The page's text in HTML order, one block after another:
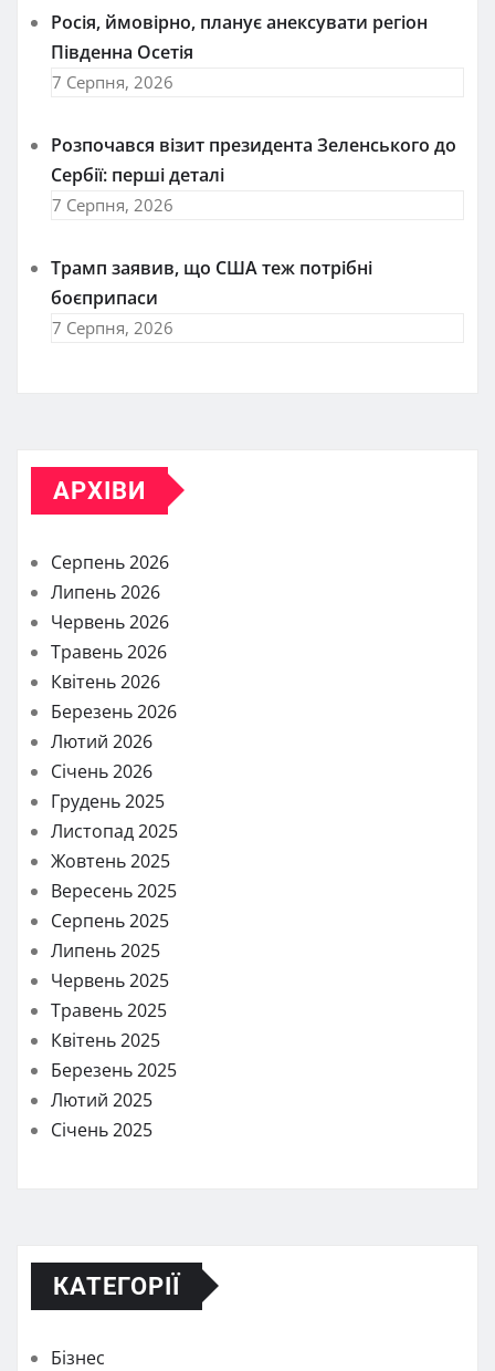
Росія, ймовірно, планує анексувати регіон
Південна Осетія
7 Серпня, 2026
Розпочався візит президента Зеленського до
Сербії: перші деталі
7 Серпня, 2026
Трамп заявив, що США теж потрібні
боєприпаси
7 Серпня, 2026
АРХІВИ
Серпень 2026
Липень 2026
Червень 2026
Травень 2026
Квітень 2026
Березень 2026
Лютий 2026
Січень 2026
Грудень 2025
Листопад 2025
Жовтень 2025
Вересень 2025
Серпень 2025
Липень 2025
Червень 2025
Травень 2025
Квітень 2025
Березень 2025
Лютий 2025
Січень 2025
КАТЕГОРІЇ
Бізнес